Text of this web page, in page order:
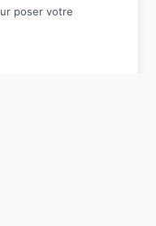
poser votre